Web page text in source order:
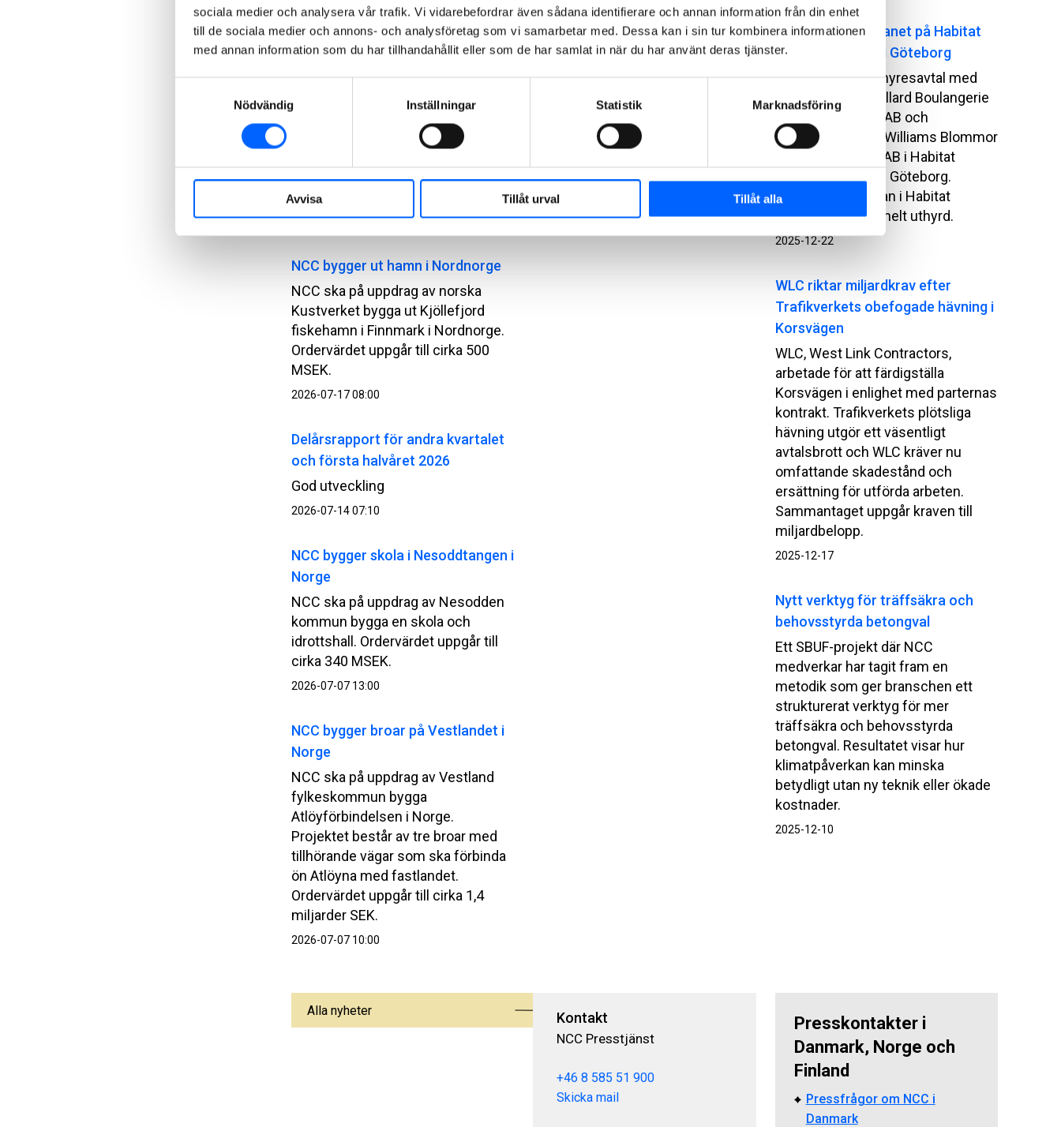
sociala medier och analysera vår trafik. Vi vidarebefordrar även sådana identifierare och annan information från din enhet
till de sociala medier och annons- och analysföretag som vi samarbetar med. Dessa kan i sin tur kombinera informationen
med annan information som du har tillhandahållit eller som de har samlat in när du har använt deras tjänster.
Nödvändig
Inställningar Statistik Marknadsföring
Avvisa Tillåt urval Tillåt alla
Senaste pressmeddelanden
NCC bygger högspänningsställverk
på Själland
NCC ska på uppdrag av Energinet
bygga ett 400 kV-ställverk vid
Ringsbjerg på Själland i Danmark. I
uppdraget ingår även att bygga ut
Ordervärdet uppgår till cirka 190
MSEK.
2026-08-04 09:15
NCC bygger ut hamn i Nordnorge
NCC ska på uppdrag av norska
Kustverket bygga ut Kjöllefjord
fiskehamn i Finnmark i Nordnorge.
Ordervärdet uppgår till cirka 500
MSEK.
2026-07-17 08:00
Delårsrapport för andra kvartalet
och första halvåret 2026
God utveckling
2026-07-14 07:10
NCC bygger skola i Nesoddtangen i
Norge
NCC ska på uppdrag av Nesodden
kommun bygga en skola och
idrottshall. Ordervärdet uppgår till
cirka 340 MSEK.
2026-07-07 13:00
NCC bygger broar på Vestlandet i
Norge
NCC ska på uppdrag av Vestland
fylkeskommun bygga
Atlöyförbindelsen i Norge.
Projektet består av tre broar med
tillhörande vägar som ska förbinda
ön Atlöyna med fastlandet.
Ordervärdet uppgår till cirka 1,4
miljarder SEK.
2026-07-07 10:00
Nyheter
NCC fyller gatuplanet på Habitat
Masthuggskajen i Göteborg
NCC har tecknat hyresavtal med
bageri Maison Caillard Boulangerie
&amp; Pâtisserie AB och
blomsterbutiken, Williams Blommor
&amp; Presenter AB i Habitat
Masthuggskajen i Göteborg.
Därmed är gatuplan i Habitat
Masthuggskajen helt uthyrd.
2025-12-22
WLC riktar miljardkrav efter
Trafikverkets obefogade hävning i
Korsvägen
WLC, West Link Contractors,
arbetade för att färdigställa
Korsvägen i enlighet med parternas
kontrakt. Trafikverkets plötsliga
hävning utgör ett väsentligt
avtalsbrott och WLC kräver nu
omfattande skadestånd och
ersättning för utförda arbeten.
Sammantaget uppgår kraven till
miljardbelopp.
2025-12-17
Nytt verktyg för träffsäkra och
behovsstyrda betongval
Ett SBUF-projekt där NCC
medverkar har tagit fram en
metodik som ger branschen ett
strukturerat verktyg för mer
träffsäkra och behovsstyrda
betongval. Resultatet visar hur
klimatpåverkan kan minska
betydligt utan ny teknik eller ökade
kostnader.
2025-12-10
Alla nyheter Kontakt
NCC Presstjänst
+46 8 585 51 900
Skicka mail
Presskontakter i
Danmark, Norge och
Finland
Pressfrågor om NCC i
Danmark